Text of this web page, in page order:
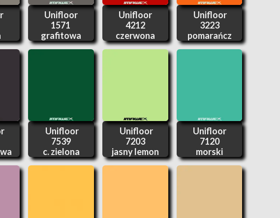
Unifloor
1571
grafitowa
Unifloor
4212
czerwona
Unifloor
3223
pomarańcz
Unifloor
7539
c. zielona
Unifloor
7203
jasny lemon
Unifloor
7120
morski